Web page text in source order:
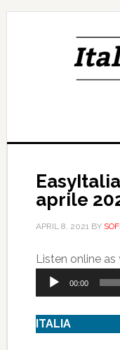
aprile
APRIL 8, 2021BY
Listen online as
00:00
ITALIA